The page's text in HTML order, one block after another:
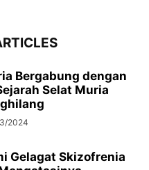
Bergabung dengan
Selat Muria
2024
Gelagat Skizofrenia